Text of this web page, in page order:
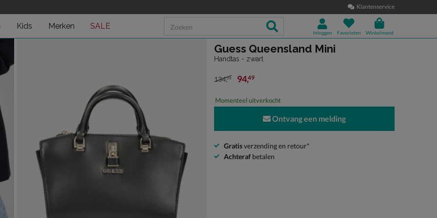
Klantenservice
Kids Merken SALE
Inloggen Favorieten Winkelmand
Guess Queensland Mini
Handtas - zwart
van € 134,99 voor € 94,49
134,99 94,49
Momenteel uitverkocht
Ontvang een melding
Gratisverzending en retour*
Achteraf betalen